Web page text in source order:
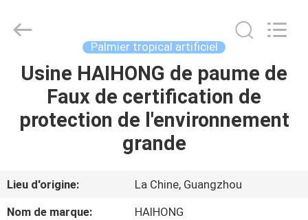
MAISON
PRODUITS
À
Crafts
Factory.
Palmier tropical artificiel
Usine HAIHONG de paume de
Faux de certification de
protection de l'environnement
grande
Lieu d'origine:
La Chine, Guangzhou
Nom de marque:
HAIHONG